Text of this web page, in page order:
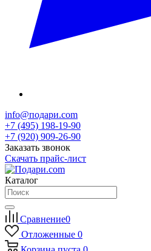
info@подари.com
+7 (495) 198-19-90
+7 (920) 909-26-90
Заказать звонок
Скачать прайс-лист
Каталог
Сравнение0
Отложенные 0